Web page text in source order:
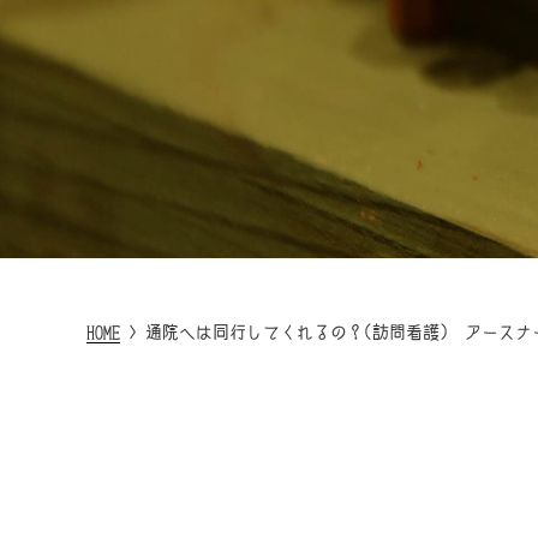
HOME > 通院へは同行してくれるの？(訪問看護) アースナ